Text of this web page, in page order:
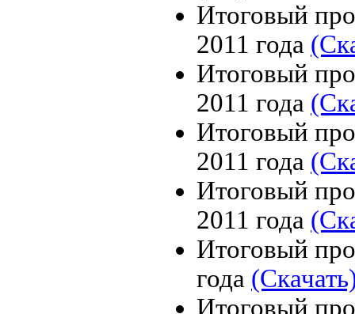
Итоговый
2011 года
Итоговый
2011 года
Итоговый
2011 года
Итоговый
2011 года
Итоговый
года
Итоговый